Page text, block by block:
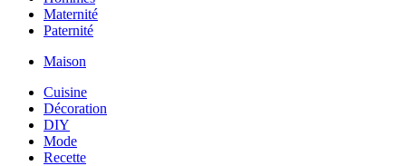
Maternité
Paternité
Maison
Cuisine
Décoration
DIY
Mode
Recette